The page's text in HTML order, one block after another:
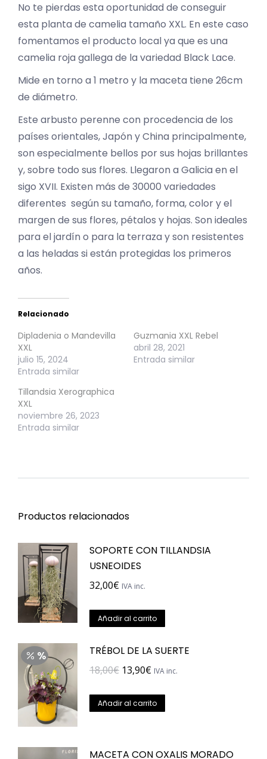
No te pierdas esta oportunidad de conseguir
esta planta de camelia tamaño XXL. En este caso
fomentamos el producto local ya que es una
camelia roja gallega de la variedad Black Lace.
Mide en torno a 1 metro y la maceta tiene 26cm
de diámetro.
Este arbusto perenne con procedencia de los
países orientales, Japón y China principalmente,
son especialmente bellos por sus hojas brillantes
y, sobre todo sus flores. Llegaron a Galicia en el
sigo XVII. Existen más de 30000 variedades
diferentes según su tamaño, forma, color y el
margen de sus flores, pétalos y hojas. Son ideales
para el jardín o para la terraza y son resistentes
a las heladas si están protegidas los primeros
años.
Relacionado
Dipladenia o Mandevilla
XXL
julio 15, 2024
Entrada similar
Guzmania XXL Rebel
abril 28, 2021
Entrada similar
Tillandsia Xerographica
XXL
noviembre 26, 2023
Entrada similar
Productos relacionados
SOPORTE CON TILLANDSIA
USNEOIDES
32,00€ IVA inc.
Añadir al carrito
TRÉBOL DE LA SUERTE
18,00€ El
original
13,90€El
actual
IVA inc.
Añadir al carrito
MACETA CON OXALIS MORADO